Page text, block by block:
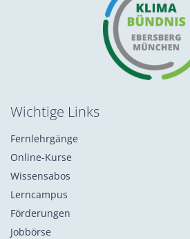
Wichtige Links
Fernlehrgänge
Online-Kurse
Wissensabos
Lerncampus
Förderungen
Jobbörse